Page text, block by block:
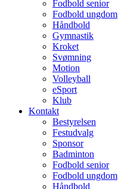
Fodbold senior
Fodbold ungdom
Håndbold
Gymnastik
Kroket
Svømning
Motion
Volleyball
eSport
Klub
Kontakt
Bestyrelsen
Festudvalg
Sponsor
Badminton
Fodbold senior
Fodbold ungdom
Håndbold